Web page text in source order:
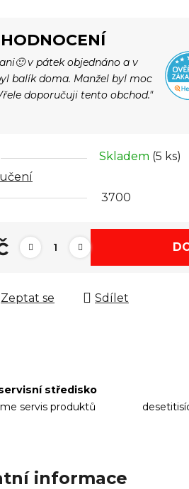
v pátek objednáno a v
balík doma. Manžel byl moc
doporučuji tento obchod."
Skladem (5 ks)
3700
Zeptat se Sdílet
středisko
servis produktů
informace